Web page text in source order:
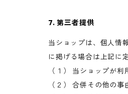
7. 第三者提供
当ショップは、個人情
に掲げる場合は上記に
（１） 当ショップが
（２） 合併その他の